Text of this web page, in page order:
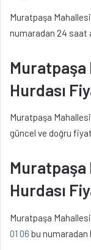
Muratpaşa
numaradan 24 saat
Muratpaşa
Hurdası
Muratpaşa
güncel ve doğru
Muratpaşa
Hurdası
Muratpaşa
01 06 bu numaradan